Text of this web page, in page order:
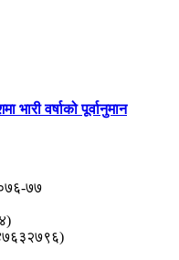
वर्षाको पूर्वानुमान
७७